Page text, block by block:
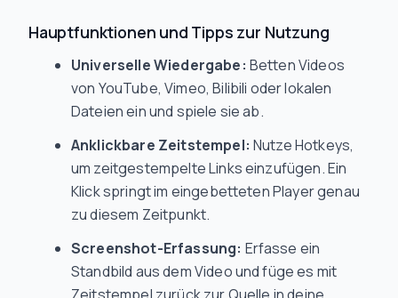
Hauptfunktionen und Tipps zur Nutzung
Universelle Wiedergabe: Betten Videos
von YouTube, Vimeo, Bilibili oder lokalen
Dateien ein und spiele sie ab.
Anklickbare Zeitstempel: Nutze Hotkeys,
um zeitgestempelte Links einzufügen. Ein
Klick springt im eingebetteten Player genau
zu diesem Zeitpunkt.
Screenshot-Erfassung: Erfasse ein
Standbild aus dem Video und füge es mit